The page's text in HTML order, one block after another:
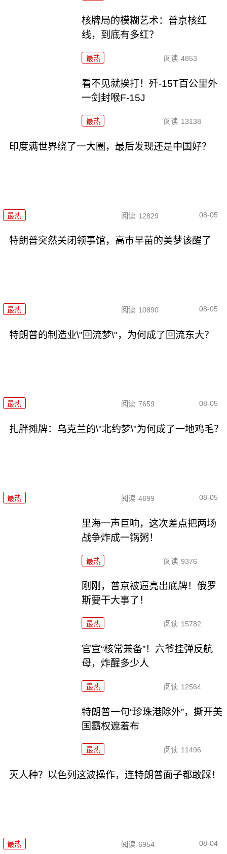
核牌局的模糊艺术：普京核红
线，到底有多红？
最热 阅读 4853
看不见就挨打！歼-15T百公里外
一剑封喉F-15J
最热 阅读 13138
印度满世界绕了一大圈，最后发现还是中国好？
最热 阅读 12829 08-05
特朗普突然关闭领事馆，高市早苗的美梦该醒了
最热 阅读 10890 08-05
特朗普的制造业\"回流梦\"，为何成了回流东大？
最热 阅读 7659 08-05
扎胖摊牌：乌克兰的\"北约梦\"为何成了一地鸡毛？
最热 阅读 4699 08-05
里海一声巨响，这次差点把两场
战争炸成一锅粥！
最热 阅读 9376
刚刚，普京被逼亮出底牌！俄罗
斯要干大事了！
最热 阅读 15782
官宣“核常兼备”！六爷挂弹反航
母，炸醒多少人
最热 阅读 12564
特朗普一句“珍珠港除外”，撕开美
国霸权遮羞布
最热 阅读 11496
灭人种？以色列这波操作，连特朗普面子都敢踩！
最热 阅读 6954 08-04